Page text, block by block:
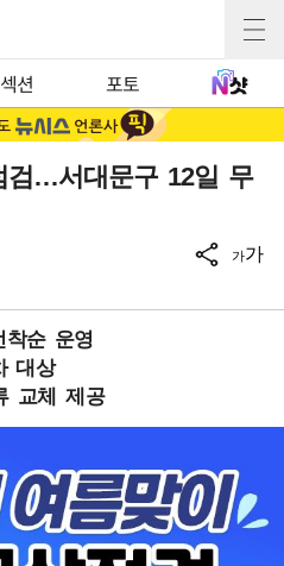
섹션 포토
검…서대문구 12일 무
가가
착순 운영
대상
교체 제공